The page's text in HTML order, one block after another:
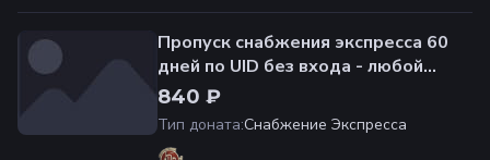
Пропуск снабжения экспресса 60
дней по UID без входа - любой
сервер
840 ₽
Тип доната:Снабжение Экспресса